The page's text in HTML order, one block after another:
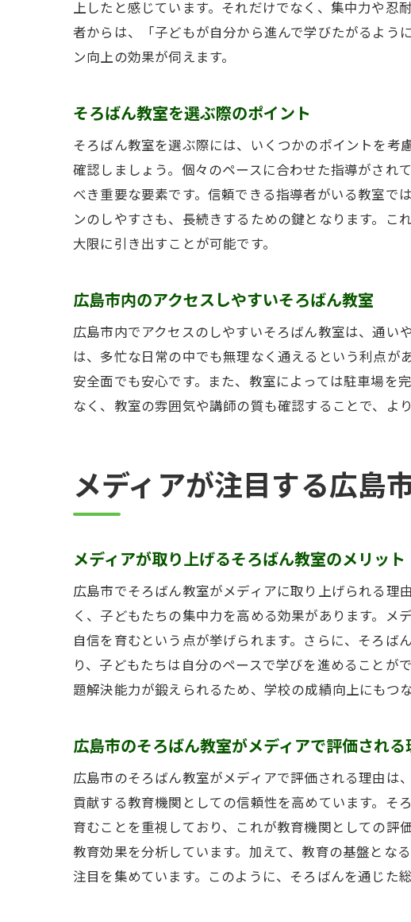
思
広
広島
そ
人
そろば
そ
子
教
学
広
上したと感じています。それだけでなく、集中力や忍
者からは、「子どもが自分から進んで学びたがるよう
ン向上の効果が伺えます。
そろばん教室を選ぶ際のポイント
そろばん教室を選ぶ際には、いくつかのポイントを考
確認しましょう。個々のペースに合わせた指導がされ
べき重要な要素です。信頼できる指導者がいる教室で
ンのしやすさも、長続きするための鍵となります。こ
大限に引き出すことが可能です。
広島市内のアクセスしやすいそろばん教室
広島市内でアクセスのしやすいそろばん教室は、通い
は、多忙な日常の中でも無理なく通えるという利点が
安全面でも安心です。また、教室によっては駐車場を
なく、教室の雰囲気や講師の質も確認することで、よ
メディアが注目する広島
メディアが取り上げるそろばん教室のメリット
広島市でそろばん教室がメディアに取り上げられる理
く、子どもたちの集中力を高める効果があります。
自信を育むという点が挙げられます。さらに、そろば
り、子どもたちは自分のペースで学びを進めることが
題解決能力が鍛えられるため、学校の成績向上にもつ
広島市のそろばん教室がメディアで評価される
広島市のそろばん教室がメディアで評価される理由は
貢献する教育機関としての信頼性を高めています。そ
育むことを重視しており、これが教育機関としての評
教育効果を分析しています。加えて、教育の基盤とな
注目を集めています。このように、そろばんを通じた